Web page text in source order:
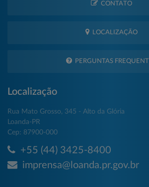
CONTATO
LOCALIZAÇÃO
PERGUNTAS
Localização
Rua Mato Grosso, 345 - Alto da Glória
Loanda-PR
Cep: 87900-000
+55 (44) 3425-8400
imprensa@loanda.pr.gov.br